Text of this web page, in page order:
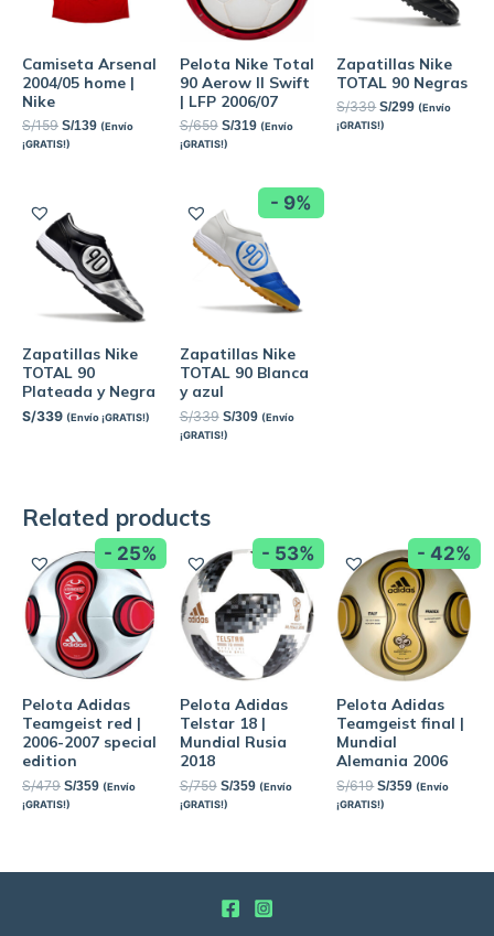
Camiseta Arsenal
2004/05 home |
Nike
S/159 S/139 (Envío
¡GRATIS!)
Pelota Nike Total
90 Aerow II Swift
| LFP 2006/07
S/659 S/319 (Envío
¡GRATIS!)
Zapatillas Nike
TOTAL 90 Negras
S/339 S/299 (Envío
¡GRATIS!)
Zapatillas Nike
TOTAL 90
Plateada y Negra
S/339 (Envío ¡GRATIS!)
- 9%
Zapatillas Nike
TOTAL 90 Blanca
y azul
S/339 S/309 (Envío
¡GRATIS!)
Related products
- 25%
Pelota Adidas
Teamgeist red |
2006-2007 special
edition
S/479 S/359 (Envío
¡GRATIS!)
- 53%
Pelota Adidas
Telstar 18 |
Mundial Rusia
2018
S/759 S/359 (Envío
¡GRATIS!)
- 42%
Pelota Adidas
Teamgeist final |
Mundial
Alemania 2006
S/619 S/359 (Envío
¡GRATIS!)